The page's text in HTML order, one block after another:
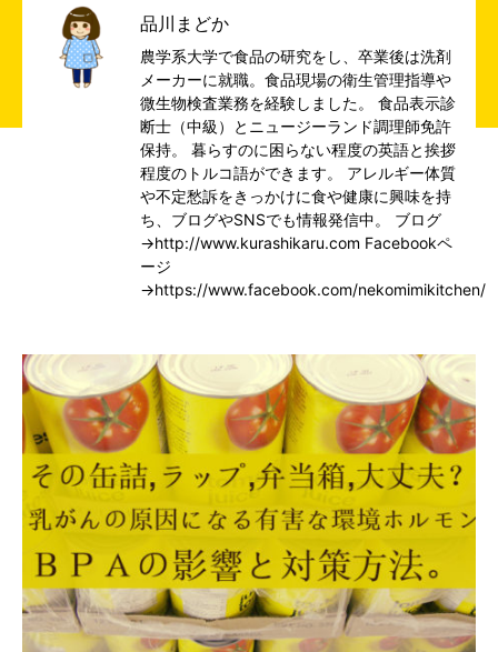
品川まどか
農学系大学で食品の研究をし、卒業後は洗剤
メーカーに就職。食品現場の衛生管理指導や
微生物検査業務を経験しました。 食品表示診
断士（中級）とニュージーランド調理師免許
保持。 暮らすのに困らない程度の英語と挨拶
程度のトルコ語ができます。 アレルギー体質
や不定愁訴をきっかけに食や健康に興味を持
ち、ブログやSNSでも情報発信中。 ブログ
→http://www.kurashikaru.com Facebookペ
ージ
→https://www.facebook.com/nekomimikitchen/